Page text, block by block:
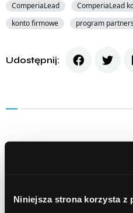
Niniejsza strona korzysta z
ComperiaLead
ComperiaLead
konto firmowe
program
Udostępnij: